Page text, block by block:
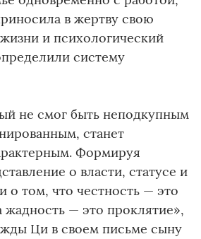
в жертву свою
и психологический
систему
не смог быть неподкупным
станет
Формируя
о власти, статусе и
о том, что честность — это
жадность — это проклятие»,
Ци в своем письме сыну